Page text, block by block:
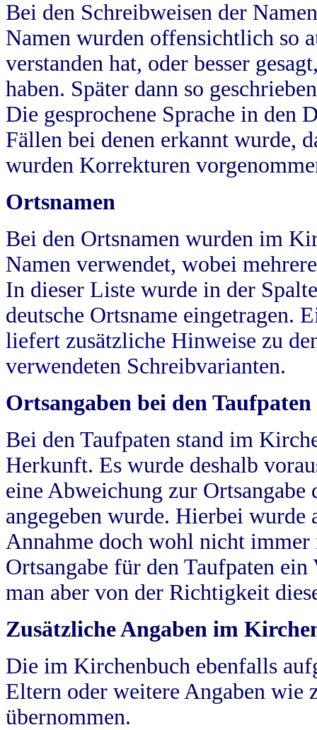
Bei den Schreibweisen der
Namen wurden offensichtlich so
verstanden hat, oder besser
haben. Später dann so
Die gesprochene Sprache in
Fällen bei denen erkannt wurde,
wurden Korrekturen
Ortsnamen
Bei den Ortsnamen wurden im
Namen verwendet, wobei
In dieser Liste wurde in der
deutsche Ortsname eingetragen.
liefert zusätzliche Hinweise zu
verwendeten Schreibvarianten.
Ortsangaben bei den Taufpaten
Bei den Taufpaten stand im
Herkunft. Es wurde deshalb
eine Abweichung zur
angegeben wurde. Hierbei wurde
Annahme doch wohl nicht
Ortsangabe für den Taufpaten
man aber von der Richtigkeit
Zusätzliche Angaben im
Die im Kirchenbuch ebenfalls
Eltern oder weitere Angaben wie
übernommen.